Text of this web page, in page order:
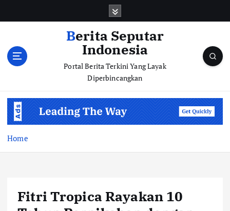
Berita Seputar
Indonesia
Portal Berita Terkini Yang Layak
Diperbincangkan
Home
Fitri Tropica Rayakan 10